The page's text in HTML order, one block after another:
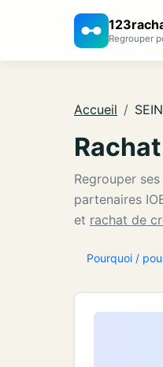
Regrouper
Accueil
Regrouper
partenaires
et rachat de
Pourquoi /